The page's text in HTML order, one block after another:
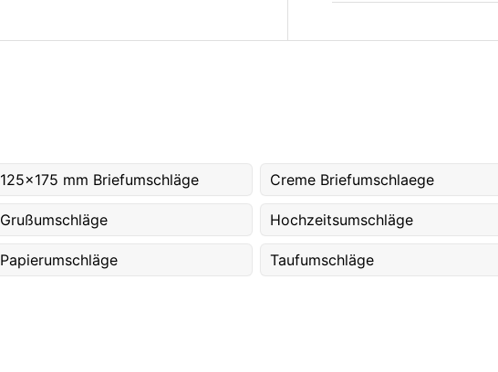
125x175 mm Briefumschläge Creme Briefumschlaege
Grußumschläge Hochzeitsumschläge
Papierumschläge Taufumschläge